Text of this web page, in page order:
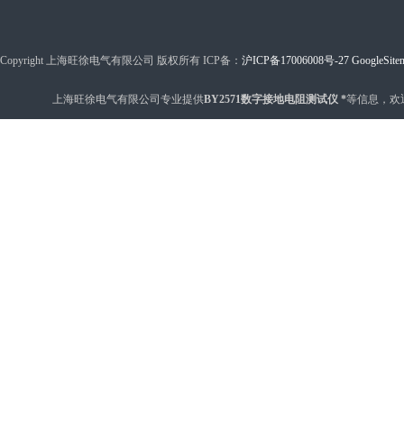
Copyright 上海旺徐电气有限公司 版权所有 ICP备： 沪ICP备17006008号-27
上海旺徐电气有限公司专业提供BY2571数字接地电阻测试仪 *等信息，欢